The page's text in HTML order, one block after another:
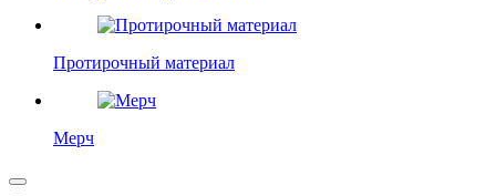
Протирочный материал
Мерч